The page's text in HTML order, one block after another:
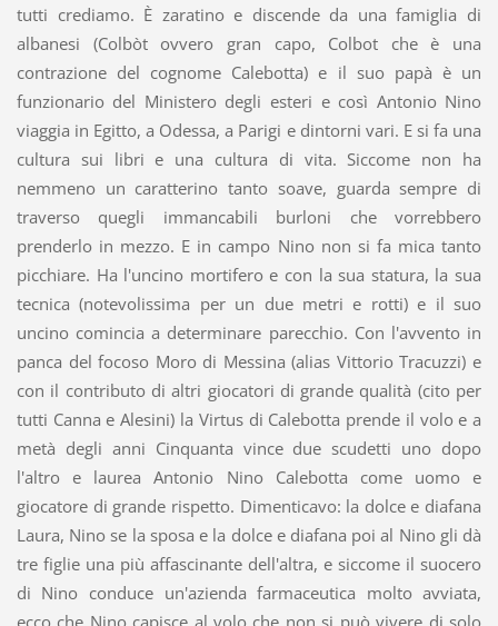
tutti crediamo. È zaratino e discende da una famiglia di
albanesi (Colbòt ovvero gran capo, Colbot che è una
contrazione del cognome Calebotta) e il suo papà è un
funzionario del Ministero degli esteri e così Antonio Nino
viaggia in Egitto, a Odessa, a Parigi e dintorni vari. E si fa una
cultura sui libri e una cultura di vita. Siccome non ha
nemmeno un caratterino tanto soave, guarda sempre di
traverso quegli immancabili burloni che vorrebbero
prenderlo in mezzo. E in campo Nino non si fa mica tanto
picchiare. Ha l'uncino mortifero e con la sua statura, la sua
tecnica (notevolissima per un due metri e rotti) e il suo
uncino comincia a determinare parecchio. Con l'avvento in
panca del focoso Moro di Messina (alias Vittorio Tracuzzi) e
con il contributo di altri giocatori di grande qualità (cito per
tutti Canna e Alesini) la Virtus di Calebotta prende il volo e a
metà degli anni Cinquanta vince due scudetti uno dopo
l'altro e laurea Antonio Nino Calebotta come uomo e
giocatore di grande rispetto. Dimenticavo: la dolce e diafana
Laura, Nino se la sposa e la dolce e diafana poi al Nino gli dà
tre figlie una più affascinante dell'altra, e siccome il suocero
di Nino conduce un'azienda farmaceutica molto avviata,